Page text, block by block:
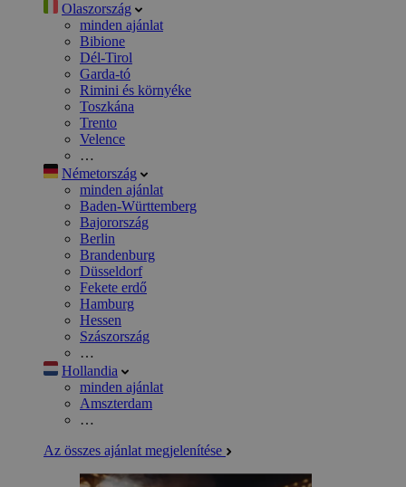
Olaszország
minden ajánlat
Bibione
Dél-Tirol
Garda-tó
Rimini és környéke
Toszkána
Trento
Velence
…
Németország
minden ajánlat
Baden-Württemberg
Bajorország
Berlin
Brandenburg
Düsseldorf
Fekete erdő
Hamburg
Hessen
Szászország
…
Hollandia
minden ajánlat
Amszterdam
…
Az összes ajánlat megjelenítése